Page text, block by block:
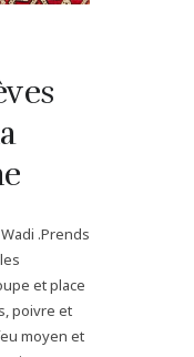
.Prends
et place
poivre et
moyen et